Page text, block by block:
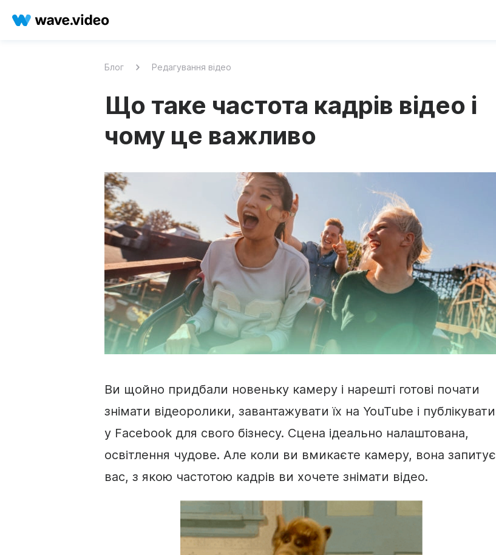
Блог Редагування відео
Що таке частота кадрів відео і
чому це важливо
Ви щойно придбали новеньку камеру і нарешті готові почати
знімати відеоролики, завантажувати їх на YouTube і публікувати
у Facebook для свого бізнесу. Сцена ідеально налаштована,
освітлення чудове. Але коли ви вмикаєте камеру, вона запитує
вас, з якою частотою кадрів ви хочете знімати відео.